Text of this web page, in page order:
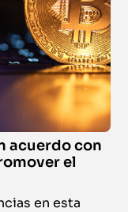
2027|Campus
EFA)
2027|Campus
acuerdo con
el
en esta